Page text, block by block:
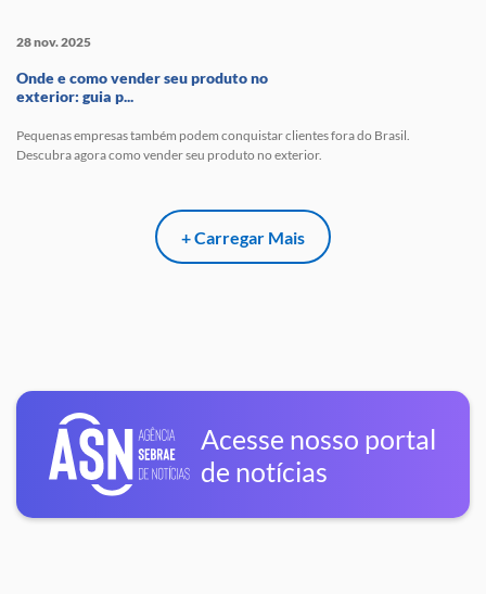
28 nov. 2025
Onde e como vender seu produto no
exterior: guia p...
Pequenas empresas também podem conquistar clientes fora do Brasil.
Descubra agora como vender seu produto no exterior.
+ Carregar Mais
Acesse nosso portal
de notícias